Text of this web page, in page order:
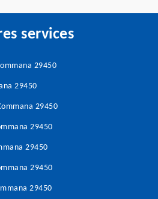
services
29450
29450
29450
29450
29450
29450
29450